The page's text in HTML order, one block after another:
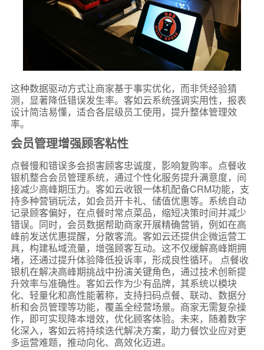
这种数据驱动方式让商家基于事实优化，而非凭经验猜
测，显著降低错误发生率。客如云系统强调实用性，报表
设计简洁易懂，适合各层级员工使用，提升整体管理效
率。
会员管理增强顾客粘性
点餐慢和错误多会损害顾客忠诚度，影响复购率。点餐收
银机整合会员管理系统，通过个性化服务提升满意度，间
接减少高峰期压力。客如云收银一体机配备CRM功能，支
持多种营销玩法，如会员开卡礼、储值优惠等。系统自动
记录顾客偏好，在点餐时常点菜品，缩短决策时间并减少
错误。同时，会员数据帮助商家开展精确营销，例如在高
峰前发送优惠提醒，分散客流。客如云还提供企微运营工
具，构建私域流量，增强顾客互动。这不仅缓解高峰期拥
堵，还通过提升体验降低投诉率，形成良性循环。 点餐收
银机在解决高峰期挑战中扮演关键角色，通过技术创新提
升效率与准确性。客如云作为少有品牌，其系统以模块
化、轻量化和高性能著称，支持扫码点餐、联动、数据分
析和会员管理等功能，覆盖全经营场景。商家无需复杂操
作，即可实现降本增效，优化顾客体验。未来，随着数字
化深入，客如云将持续迭代解决方案，助力餐饮业应对更
多运营难题，推动向化、高效化迈进。